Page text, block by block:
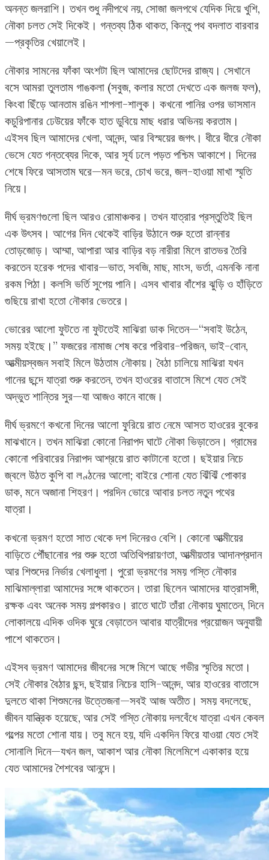
অনন্ত জলরাশি। তখন শুধু নদীপথে নয়, সোজা জলপথে যেদিক দিয়ে খুশি,
নৌকা চলত সেই দিকেই। গন্তব্য ঠিক থাকত, কিন্তু পথ বদলাত বারবার
—প্রকৃতির খেয়ালেই।
নৌকার সামনের ফাঁকা অংশটা ছিল আমাদের ছোটদের রাজ্য। সেখানে
বসে আমরা তুলতাম গাঙকলা (সবুজ, কলার মতো দেখতে এক জলজ ফল),
কিংবা ছিঁড়ে আনতাম রঙিন শাপলা-শালুক। কখনো পানির ওপর ভাসমান
কচুরিপানার ঢেউয়ের ফাঁকে হাত ডুবিয়ে মাছ ধরার অভিনয় করতাম।
এইসব ছিল আমাদের খেলা, আনন্দ, আর বিস্ময়ের জগৎ। ধীরে ধীরে নৌকা
ভেসে যেত গন্তব্যের দিকে, আর সূর্য ঢলে পড়ত পশ্চিম আকাশে। দিনের
শেষে ফিরে আসতাম ঘরে—মন ভরে, চোখ ভরে, জল-হাওয়া মাখা স্মৃতি
নিয়ে।
দীর্ঘ ভ্রমণগুলো ছিল আরও রোমাঞ্চকর। তখন যাত্রার প্রস্তুতিই ছিল
এক উৎসব। আগের দিন থেকেই বাড়ির উঠানে শুরু হতো রান্নার
তোড়জোড়। আম্মা, আপারা আর বাড়ির বড় নারীরা মিলে রাতভর তৈরি
করতেন হরেক পদের খাবার—ভাত, সবজি, মাছ, মাংস, ভর্তা, এমনকি নানা
রকম পিঠা। কলসি ভর্তি সুপেয় পানি। এসব খাবার বাঁশের ঝুড়ি ও হাঁড়িতে
গুছিয়ে রাখা হতো নৌকার ভেতরে।
ভোরের আলো ফুটতে না ফুটতেই মাঝিরা ডাক দিতেন—“সবাই উঠেন,
সময় হইছে।” ফজরের নামাজ শেষ করে পরিবার-পরিজন, ভাই-বোন,
আত্মীয়স্বজন সবাই মিলে উঠতাম নৌকায়। বৈঠা চালিয়ে মাঝিরা যখন
গানের ছন্দে যাত্রা শুরু করতেন, তখন হাওরের বাতাসে মিশে যেত সেই
অদ্ভুত শান্তির সুর—যা আজও কানে বাজে।
দীর্ঘ ভ্রমণে কখনো দিনের আলো ফুরিয়ে রাত নেমে আসত হাওরের বুকের
মাঝখানে। তখন মাঝিরা কোনো নিরাপদ ঘাটে নৌকা ভিড়াতেন। গ্রামের
কোনো পরিবারের নিরাপদ আশ্রয়ে রাত কাটানো হতো। ছইয়ার নিচে
জ্বলে উঠত কুপি বা লণ্ঠনের আলো; বাইরে শোনা যেত ঝিঁঝিঁ পোকার
ডাক, মনে অজানা শিহরণ। পরদিন ভোরে আবার চলত নতুন পথের
যাত্রা।
কখনো ভ্রমণ হতো সাত থেকে দশ দিনেরও বেশি। কোনো আত্মীয়ের
বাড়িতে পৌঁছানোর পর শুরু হতো অতিথিপরায়ণতা, আত্মীয়তার আদানপ্রদান
আর শিশুদের নির্ভার খেলাধুলা। পুরো ভ্রমণের সময় গস্তি নৌকার
মাঝিমাল্লারা আমাদের সঙ্গে থাকতেন। তারা ছিলেন আমাদের যাত্রাসঙ্গী,
রক্ষক এবং অনেক সময় গল্পকারও। রাতে ঘাটে তাঁরা নৌকায় ঘুমাতেন, দিনে
লোকালয়ে এদিক ওদিক ঘুরে বেড়াতেন আবার যাত্রীদের প্রয়োজন অনুযায়ী
পাশে থাকতেন।
এইসব ভ্রমণ আমাদের জীবনের সঙ্গে মিশে আছে গভীর স্মৃতির মতো।
সেই নৌকার বৈঠার ছন্দ, ছইয়ার নিচের হাসি-আনন্দ, আর হাওরের বাতাসে
দুলতে থাকা শিশুমনের উত্তেজনা—সবই আজ অতীত। সময় বদলেছে,
জীবন যান্ত্রিক হয়েছে, আর সেই গস্তি নৌকায় দলবেঁধে যাত্রা এখন কেবল
গল্পের মতো শোনা যায়। তবু মনে হয়, যদি একদিন ফিরে যাওয়া যেত সেই
সোনালি দিনে—যখন জল, আকাশ আর নৌকা মিলেমিশে একাকার হয়ে
যেত আমাদের শৈশবের আনন্দে।